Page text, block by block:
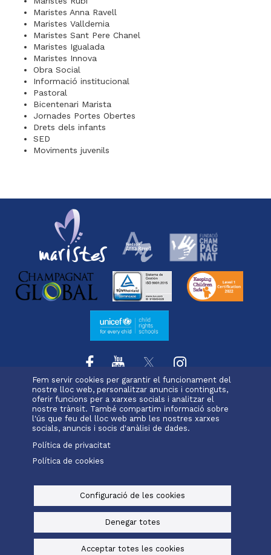
Maristes Anna Ravell
Maristes Valldemia
Maristes Sant Pere Chanel
Maristes Igualada
Maristes Innova
Obra Social
Informació institucional
Pastoral
Bicentenari Marista
Jornades Portes Obertes
Drets dels infants
SED
Moviments juvenils
Fem servir cookies per garantir el funcionament del
nostre lloc web, personalitzar anuncis i continguts,
oferir funcions per a xarxes socials i analitzar el
nostre trànsit. També compartim informació sobre
l'ús que feu del lloc web amb les nostres xarxes
socials, anuncis i socis d'anàlisi de dades.
Política de privacitat
Política de cookies
Configuració de les cookies
Denegar totes
Acceptar totes les cookies
Menu
footer
ravell
L'escola Projecte educatiu
Oferta educativa
Serveis i extraescolars
Pastoral Matrícula
Alexia
Office 365
Avís legal, política de privacitat i cookies
Baked byDigital Bakers